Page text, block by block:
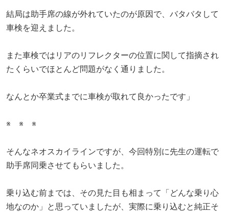
結局は助手席の線が外れていたのが原因で、バタバタして
車検を迎えました。
また車検ではリアのリフレクターの位置に関して指摘され
たくらいでほとんど問題がなく通りました。
なんとか卒業式までに車検が取れて良かったです」
※ ※ ※
そんなネオスカイラインですが、今回特別に先生の運転で
助手席同乗させてもらいました。
乗り込む前までは、その見た目も相まって「どんな乗り心
地なのか」と思っていましたが、実際に乗り込むと純正そ